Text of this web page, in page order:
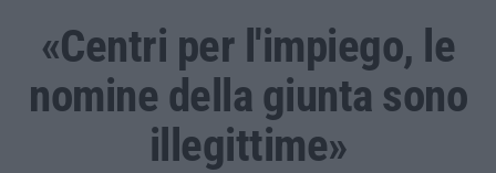
«Centri per l'impiego, le
nomine della giunta sono
illegittime»